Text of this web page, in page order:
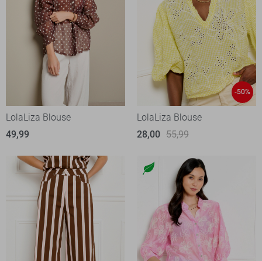
LolaLiza Blouse
49,99
-50%
LolaLiza Blouse
28,00 55,99